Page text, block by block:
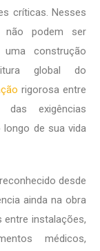
críticas. Nesses
não podem ser
construção
global do
rigorosa entre
exigências
longo de sua vida
desde
ainda na obra
entre instalações,
médicos,